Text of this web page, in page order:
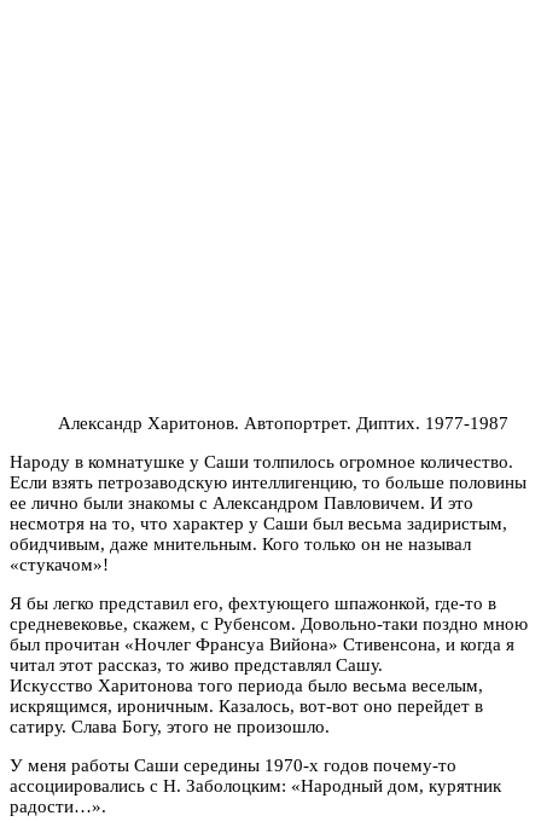
Александр Харитонов. Автопортрет. Диптих. 1977-1987
Народу в комнатушке у Саши толпилось огромное количество.
Если взять петрозаводскую интеллигенцию, то больше половины
ее лично были знакомы с Александром Павловичем. И это
несмотря на то, что характер у Саши был весьма задиристым,
обидчивым, даже мнительным. Кого только он не называл
«стукачом»!
Я бы легко представил его, фехтующего шпажонкой, где-то в
средневековье, скажем, с Рубенсом. Довольно-таки поздно мною
был прочитан «Ночлег Франсуа Вийона» Стивенсона, и когда я
читал этот рассказ, то живо представлял Сашу.
Искусство Харитонова того периода было весьма веселым,
искрящимся, ироничным. Казалось, вот-вот оно перейдет в
сатиру. Слава Богу, этого не произошло.
У меня работы Саши середины 1970-х годов почему-то
ассоциировались с Н. Заболоцким: «Народный дом, курятник
радости…».